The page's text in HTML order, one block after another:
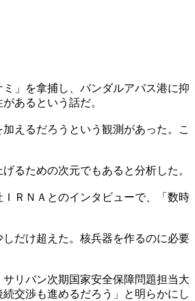
」を拿捕し、バンダルアバス港に抑
あるという話だ。
えるだろうという観測があった。こ
るための次元でもあると分析した。
ＲＮＡとのインタビューで、「数時
だけ超えた。核兵器を作るのに必要
リバン次期国家安全保障問題担当大
交渉も進めるだろう」と明らかにし